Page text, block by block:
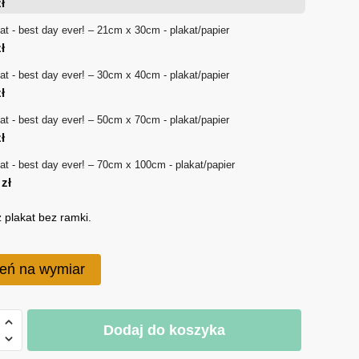
18 zł
- best day ever! – 21cm x 30cm - plakat/papier
- best day ever! – 30cm x 40cm - plakat/papier
- best day ever! – 50cm x 70cm - plakat/papier
- best day ever! – 70cm x 100cm - plakat/papier
zł
plakat bez ramki.
na wymiar
Dodaj do koszyka